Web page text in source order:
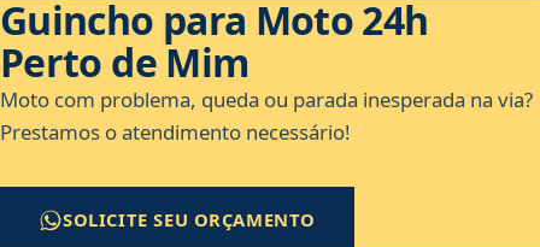
Guincho para Moto 24h
Perto de Mim
Moto com problema, queda ou parada inesperada na via?
Prestamos o atendimento necessário!
SOLICITE SEU ORÇAMENTO